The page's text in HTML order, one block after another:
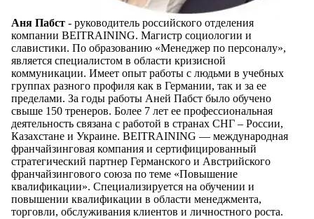
Аня Пабст - руководитель российского отделения
компании BEITRAINING. Магистр социологии и
славистики. По образованию «Менеджер по персоналу»,
является специалистом в области кризисной
коммуникации. Имеет опыт работы с людьми в учебных
группах разного профиля как в Германии, так и за ее
пределами. За годы работы Аней Пабст было обучено
свыше 150 тренеров. Более 7 лет ее профессиональная
деятельность связана с работой в странах СНГ – России,
Казахстане и Украине. BEITRAINING — международная
франчайзинговая компания и сертифицированный
стратегический партнер Германского и Австрийского
франчайзингового союза по теме «Повышение
квалификации». Специализируется на обучении и
повышении квалификации в области менеджмента,
торговли, обслуживания клиентов и личностного роста.